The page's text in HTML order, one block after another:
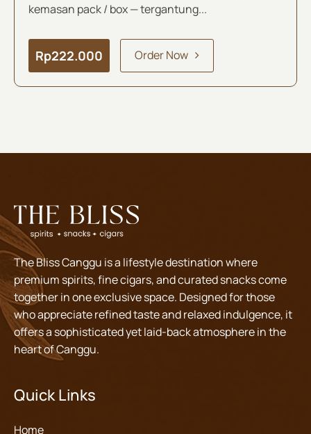
kemasan pack / box — tergantung...
Rp222.000 Order Now
The Bliss Canggu is a lifestyle destination where
premium spirits, fine cigars, and curated snacks come
together in one exclusive space. Designed for those
who appreciate refined taste and relaxed indulgence, it
offers a sophisticated yet laid-back atmosphere in the
heart of Canggu.
Quick Links
Home